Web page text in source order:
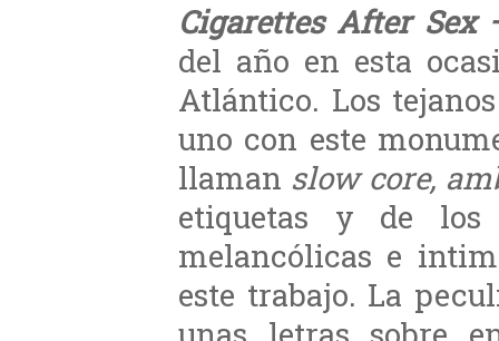
Cigarettes After Sex
del año en esta
Atlántico. Los
uno con este
llaman slow core,
etiquetas y de los
melancólicas e
este trabajo. La